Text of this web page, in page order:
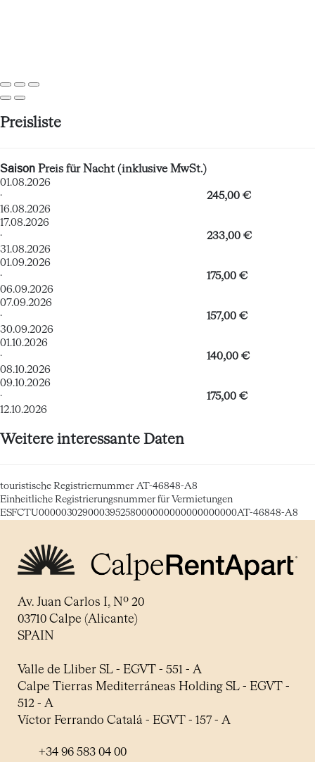
Preisliste
Saison Preis für Nacht (inklusive MwSt.)
01.08.2026
·
16.08.2026
245,00 €
17.08.2026
·
31.08.2026
233,00 €
01.09.2026
·
06.09.2026
175,00 €
07.09.2026
·
30.09.2026
157,00 €
01.10.2026
·
08.10.2026
140,00 €
09.10.2026
·
12.10.2026
175,00 €
Weitere interessante Daten
touristische Registriernummer AT-46848-A8
Einheitliche Registrierungsnummer für Vermietungen
ESFCTU000003029000395258000000000000000000AT-46848-A8
Av. Juan Carlos I, Nº 20
03710 Calpe (Alicante)
SPAIN
Valle de Lliber SL - EGVT - 551 - A
Calpe Tierras Mediterráneas Holding SL - EGVT -
512 - A
Víctor Ferrando Catalá - EGVT - 157 - A
+34 96 583 04 00